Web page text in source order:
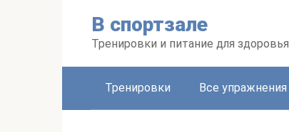
В спортзале
Тренировки и питание для здоровья
Тренировки Все упражнения